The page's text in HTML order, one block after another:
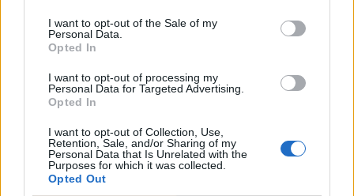
I want to opt-out of the Sale of my
Personal Data.
Opted In
I want to opt-out of processing my
Personal Data for Targeted Advertising.
Opted In
I want to opt-out of Collection, Use,
Retention, Sale, and/or Sharing of my
Personal Data that Is Unrelated with the
Purposes for which it was collected.
Opted Out
κίνδυνο εμφάνισης Πάρκινσ…
21 Ιουλίου 2026, 10:18